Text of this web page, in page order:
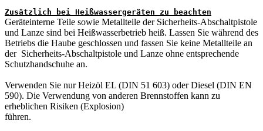
Zusätzlich bei Heißwassergeräten zu beachten
Geräteinterne Teile sowie Metallteile der Sicherheits-Abschaltpistole
und Lanze sind bei Heißwasserbetrieb heiß. Lassen Sie während des
Betriebs die Haube geschlossen und fassen Sie keine Metallteile an
der Sicherheits-Abschaltpistole und Lanze ohne entsprechende
Schutzhandschuhe an.
Verwenden Sie nur Heizöl EL (DIN 51 603) oder Diesel (DIN EN
590). Die Verwendung von anderen Brennstoffen kann zu
erheblichen Risiken (Explosion)
führen.